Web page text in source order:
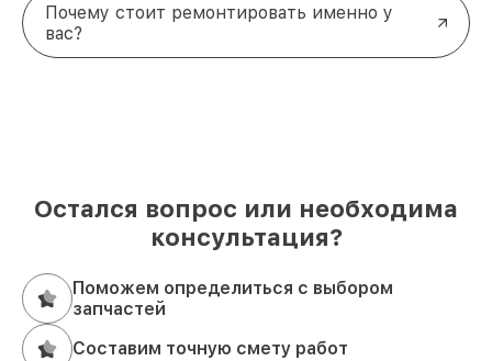
Почему стоит ремонтировать именно у
вас?
Остался вопрос или необходима
консультация?
Поможем определиться с выбором
запчастей
Составим точную смету работ